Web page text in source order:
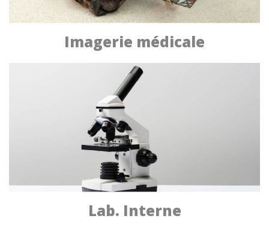
Imagerie médicale
Lab. Interne